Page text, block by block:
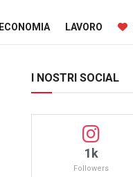
ECONOMIA LAVORO
I NOSTRI SOCIAL
1k
Followers